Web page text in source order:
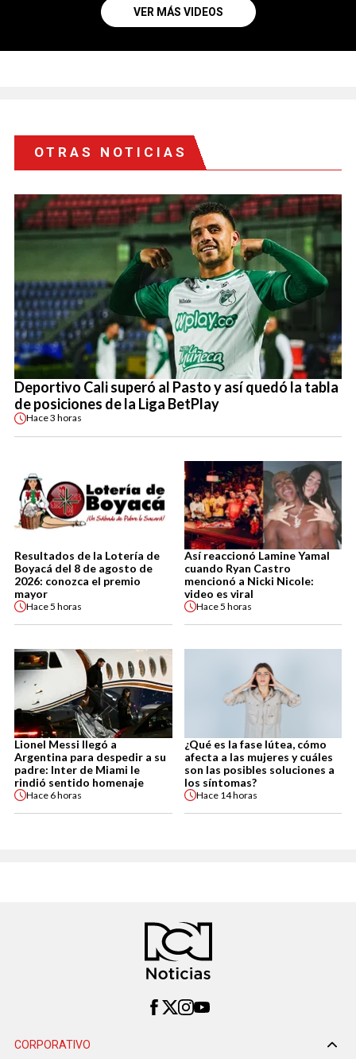
VER MÁS VIDEOS
OTRAS NOTICIAS
Deportivo Cali superó al Pasto y así quedó la tabla
de posiciones de la Liga BetPlay
Hace3 horas
Resultados de la Lotería de
Boyacá del 8 de agosto de
2026: conozca el premio
mayor
Hace5 horas
Así reaccionó Lamine Yamal
cuando Ryan Castro
mencionó a Nicki Nicole:
video es viral
Hace5 horas
Lionel Messi llegó a
Argentina para despedir a su
padre: Inter de Miami le
rindió sentido homenaje
Hace 6 horas
¿Qué es la fase lútea, cómo
afecta a las mujeres y cuáles
son las posibles soluciones a
los síntomas?
Hace 14 horas
CORPORATIVO